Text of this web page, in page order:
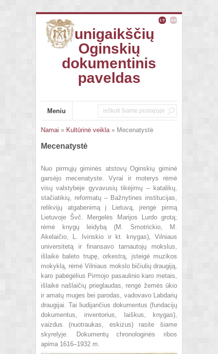
Kunigaikščių
Oginskių
dokumentinis
paveldas
Meniu
Namai » Kultūrinė veikla » Mecenatystė
Mecenatystė
Nuo pirmųjų giminės atstovų Oginskių giminė
garsėjo mecenatyste. Vyrai ir moterys rėmė
visų valstybėje gyvavusių tikėjimų – katalikų,
stačiatikių, reformatų – Bažnytines institucijas,
relikvijų atgabenimą į Lietuvą, įrengė pirmą
Lietuvoje Švč. Mergelės Marijos Lurdo grotą;
rėmė knygų leidybą (M. Smotrickio, M.
Akelaičio, L. Ivinskio ir kt. knygas), Vilniaus
universitetą ir finansavo tarnautojų mokslus,
išlaikė baleto trupę, orkestrą, įsteigė muzikos
mokyklą, rėmė Vilniaus mokslo bičiulių draugiją,
karo pabėgėlius Pirmojo pasaulinio karo metais,
išlaikė našlaičių prieglaudas, rengė žemės ūkio
ir amatų muges bei parodas, vadovavo Labdarių
draugijai. Tai liudijančius dokumentus (fundacijų
dokumentus, inventorius, laiškus, knygas),
vaizdus (nuotraukas, eskizus) rasite šiame
skyrelyje. Dokumentų chronologinės ribos
apima 1616–1932 m.